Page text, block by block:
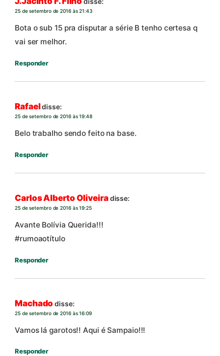
25 de setembro de 2016 às 21:43
Bota o sub 15 pra disputar a série B tenho certesa q
vai ser melhor.
Responder
Rafaeldisse:
25 de setembro de 2016 às 19:48
Belo trabalho sendo feito na base.
Responder
Carlos Alberto Oliveiradisse:
25 de setembro de 2016 às 19:25
Avante Bolívia Querida!!!
#rumoaotítulo
Responder
Machado disse:
25 de setembro de 2016 às 16:09
Vamos lá garotos!! Aqui é Sampaio!!!
Responder